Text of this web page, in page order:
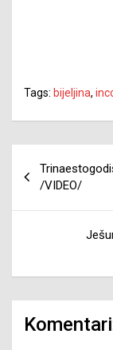
Tags: bijeljina,
članaka
/VIDEO/